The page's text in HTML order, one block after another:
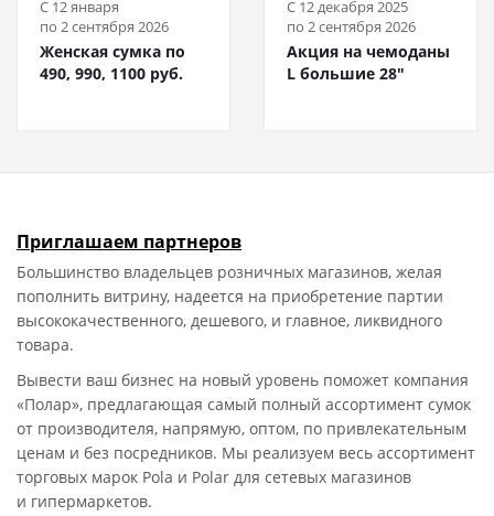
C 12 января
по 2 сентября 2026
Женская сумка по
490, 990, 1100 руб.
C 12 декабря 2025
по 2 сентября 2026
Акция на чемоданы
L большие 28"
Приглашаем партнеров
Большинство владельцев розничных магазинов, желая
пополнить витрину, надеется на приобретение партии
высококачественного, дешевого, и главное, ликвидного
товара.
Вывести ваш бизнес на новый уровень поможет компания
«Полар», предлагающая самый полный ассортимент сумок
от производителя, напрямую, оптом, по привлекательным
ценам и без посредников. Мы реализуем весь ассортимент
торговых марок Pola и Polar для сетевых магазинов
и гипермаркетов.